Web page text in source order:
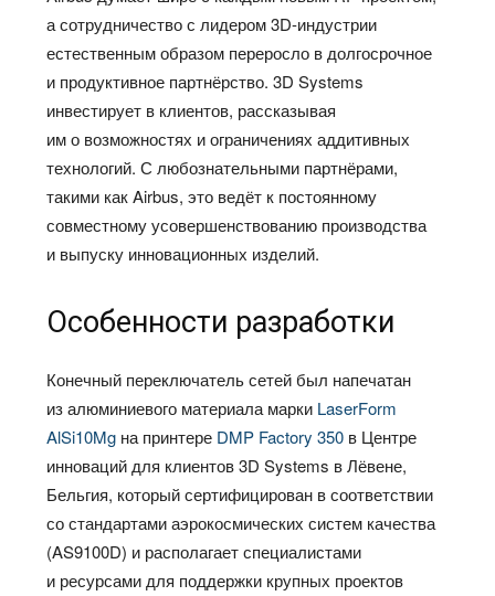
а сотрудничество с лидером 3D-индустрии
естественным образом переросло в долгосрочное
и продуктивное партнёрство. 3D Systems
инвестирует в клиентов, рассказывая
им о возможностях и ограничениях аддитивных
технологий. С любознательными партнёрами,
такими как Airbus, это ведёт к постоянному
совместному усовершенствованию производства
и выпуску инновационных изделий.
Особенности разработки
Конечный переключатель сетей был напечатан
из алюминиевого материала марки LaserForm
AlSi10Mg на принтере DMP Factory 350 в Центре
инноваций для клиентов 3D Systems в Лёвене,
Бельгия, который сертифицирован в соответствии
со стандартами аэрокосмических систем качества
(AS9100D) и располагает специалистами
и ресурсами для поддержки крупных проектов